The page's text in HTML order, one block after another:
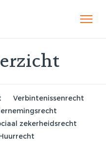
Verbintenissenrecht
zekerheidsrecht